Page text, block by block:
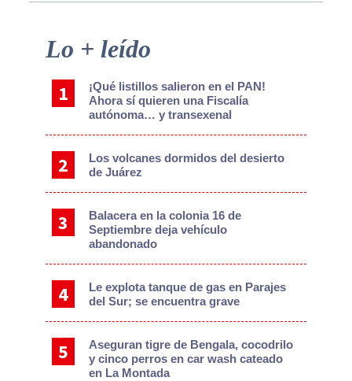
Primary
Lo + leído
¡Qué listillos salieron en el PAN!
Ahora sí quieren una Fiscalía
autónoma… y transexenal
Los volcanes dormidos del desierto
de Juárez
Balacera en la colonia 16 de
Septiembre deja vehículo
abandonado
Le explota tanque de gas en Parajes
del Sur; se encuentra grave
Aseguran tigre de Bengala, cocodrilo
y cinco perros en car wash cateado
en La Montada